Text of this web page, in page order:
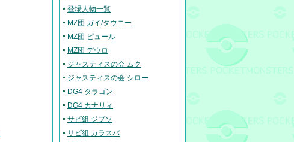
登場人物一覧
MZ団 ガイ/タウニー
MZ団 ピュール
MZ団 デウロ
ジャスティスの会 ムク
ジャスティスの会 シロー
DG4 タラゴン
DG4 カナリィ
サビ組 ジプソ
サビ組 カラスバ